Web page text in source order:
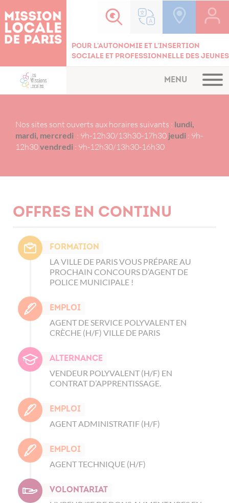
Pour l'autonomie et l'insertion
sociale et professionnelle des jeunes
MENU
Nos sites sont ouverts aux horaires suivants : lundi,
mardi, mercredi : 9h-12h30/13h30-17h30 jeudi : 9h-
12h30vendredi : 9h-12h30/13h30-16h30
Offres en continu
Formation
LA VILLE DE PARIS VOUS PRÉPARE AU
PROCHAIN CONCOURS D’AGENT DE
POLICE MUNICIPALE !
Emploi
AGENT DE SERVICE POLYVALENT EN
CRÈCHE (H/F) VILLE DE PARIS
Alternance
VENDEUR POLYVALENT (H/F) EN
CONTRAT D’APPRENTISSAGE.
Emploi
AGENT ADMINISTRATIF (H/F)
Emploi
AGENT TECHNIQUE (H/F)
Volontariat